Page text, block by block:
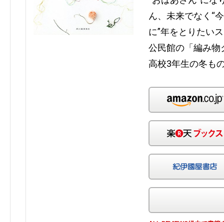
ん、未来でなく“
に”年をとりたい
公民館の「編み物
高校3年生の冬も